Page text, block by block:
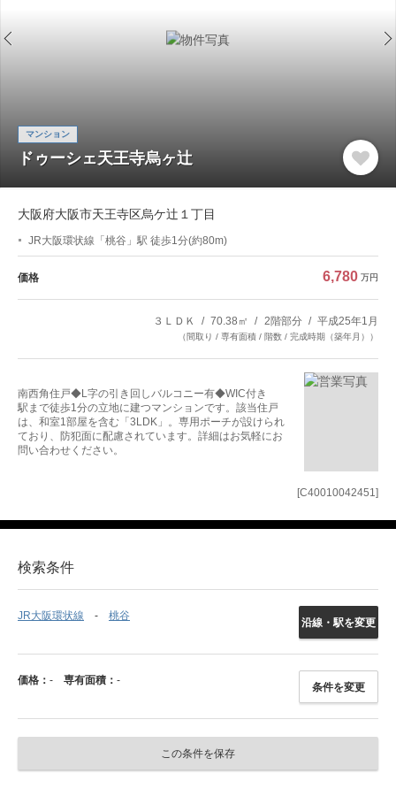
[C40010042451]
マンション
ドゥーシェ天王寺烏ヶ辻
大阪府大阪市天王寺区烏ケ辻１丁目
JR大阪環状線「桃谷」駅 徒歩1分(約80m)
価格 6,780 万円
３ＬＤＫ 70.38㎡ 2階部分 平成25年1月
（間取り / 専有面積 / 階数 / 完成時期（築年月））
南西角住戸◆L字の引き回しバルコニー有◆WIC付き
駅まで徒歩1分の立地に建つマンションです。該当住戸
は、和室1部屋を含む「3LDK」。専用ポーチが設けられ
ており、防犯面に配慮されています。詳細はお気軽にお
問い合わせください。
検索条件
JR大阪環状線 桃谷
沿線・駅を変更
価格： - 専有面積： -
条件を変更
この条件を保存